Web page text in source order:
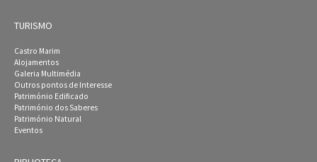
TURISMO
Castro Marim
Alojamentos
Galeria Multimédia
Outros pontos de Interesse
Património Edificado
Património dos Saberes
Património Natural
Eventos